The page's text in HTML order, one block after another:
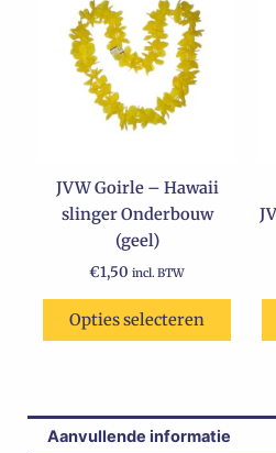
JVW Goirle – Hawaii
slinger Onderbouw
(geel)
€1,50 incl. BTW
Opties selecteren
Aanvullende informatie